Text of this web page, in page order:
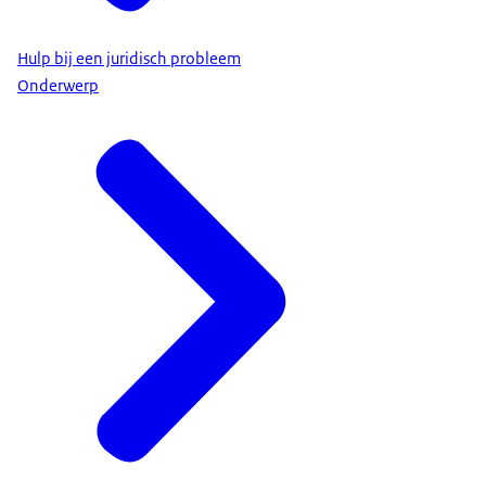
Hulp bij een juridisch probleem
Onderwerp